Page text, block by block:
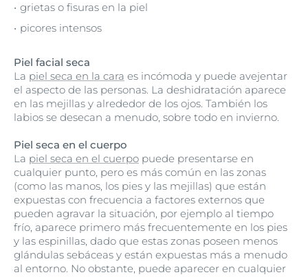
grietas o fisuras en la piel
picores intensos
Piel facial seca
La piel seca en la cara es incómoda y puede avejentar
el aspecto de las personas. La deshidratación aparece
en las mejillas y alrededor de los ojos. También los
labios se desecan a menudo, sobre todo en invierno.
Piel seca en el cuerpo
La piel seca en el cuerpo puede presentarse en
cualquier punto, pero es más común en las zonas
(como las manos, los pies y las mejillas) que están
expuestas con frecuencia a factores externos que
pueden agravar la situación, por ejemplo al tiempo
frío, aparece primero más frecuentemente en los pies
y las espinillas, dado que estas zonas poseen menos
glándulas sebáceas y están expuestas más a menudo
al entorno. No obstante, puede aparecer en cualquier